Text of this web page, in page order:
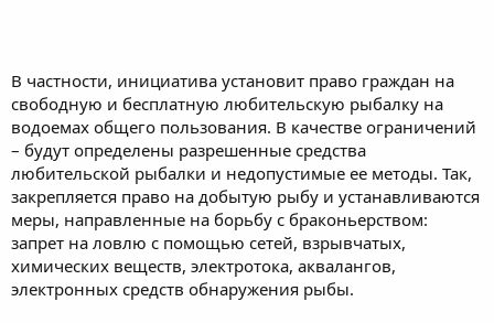
В частности, инициатива установит право граждан на
свободную и бесплатную любительскую рыбалку на
водоемах общего пользования. В качестве ограничений
– будут определены разрешенные средства
любительской рыбалки и недопустимые ее методы. Так,
закрепляется право на добытую рыбу и устанавливаются
меры, направленные на борьбу с браконьерством:
запрет на ловлю с помощью сетей, взрывчатых,
химических веществ, электротока, аквалангов,
электронных средств обнаружения рыбы.